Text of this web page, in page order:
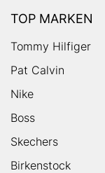
TOP MARKEN
Tommy Hilfiger
Pat Calvin
Nike
Boss
Skechers
Birkenstock